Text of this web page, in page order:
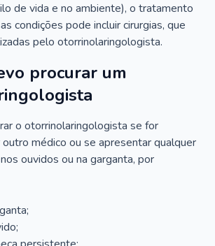
de vida e no ambiente), o tratamento
condições pode incluir cirurgias, que
pelo otorrinolaringologista.
procurar um
o otorrinolaringologista se for
médico ou se apresentar qualquer
ouvidos ou na garganta, por